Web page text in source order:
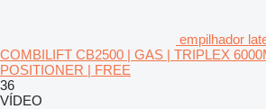
empilhador
COMBILIFT CB2500 | GAS | TRIPLEX
POSITIONER | FREE
36
VÍDEO